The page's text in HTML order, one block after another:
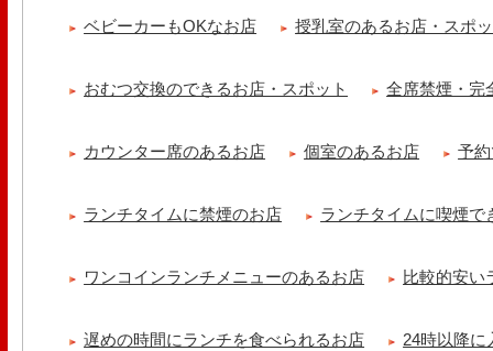
だれ。とろりとした温泉卵..
【 よもぎ蒸しやリラクゼーション専門の顧問契約 】 冷え性改善協会
クゼーション店を専..
ベビーカーもOKなお店 授乳室のあるお店・スポ
おむつ交換のできるお店・スポット 全席禁煙・完
カウンター席のあるお店 個室のあるお店 予
ランチタイムに禁煙のお店 ランチタイムに喫煙で
ワンコインランチメニューのあるお店 比較的安い
遅めの時間にランチを食べられるお店 24時以降に